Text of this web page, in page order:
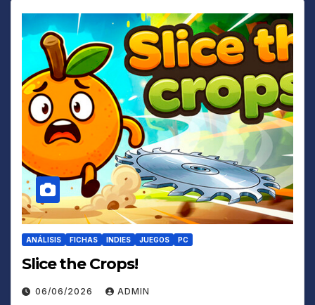
ANÁLISIS FICHAS INDIES JUEGOS PC
Slice the Crops!
06/06/2026 ADMIN